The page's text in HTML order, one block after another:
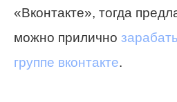
«Вконтакте», тогда
можно прилично
группе вконтакте.